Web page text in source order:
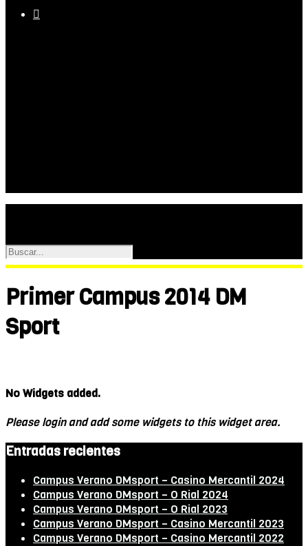

Primer Campus 2014 DM
Sport
No Widgets added.
Please login and add some widgets to this widget area.
Entradas recientes
Campus Verano DMsport – Casino Mercantil 2024
Campus Verano DMsport – O Rial 2024
Campus Verano DMsport – O Rial 2023
Campus Verano DMsport – Casino Mercantil 2023
Campus Verano DMsport – Casino Mercantil 2022